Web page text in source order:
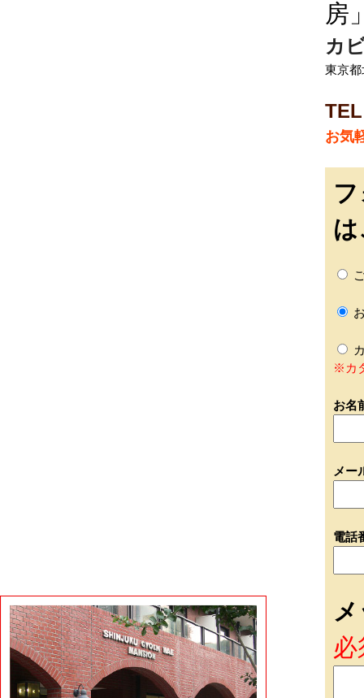
房
カ
東京都
お気
※カ
お名
メー
電話
必